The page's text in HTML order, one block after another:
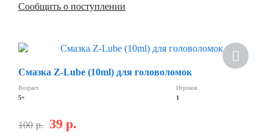
Сообщить о поступлении
Смазка Z-Lube (10ml) для головоломок
Возраст
5+
Игроков
1
100 р. 39 р.